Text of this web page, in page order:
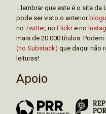
...lembrar que este é o site da
pode ser visto o anterior
noTwitter, no Flickre no
mais de 20.000 títulos.
(no Substack) que daqui não
leituras!
Apoio